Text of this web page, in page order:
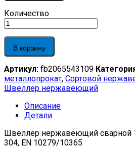
Швеллер
нержавеющий
сварной
140х70х7х7
мм
304,
EN
10279/10365
Количество
В корзину
Артикул: fb2065543109
металлопрокат, Сортовой
Швеллер нержавеющий
Описание
Детали
Швеллер нержавеющий сварной
304, EN 10279/10365